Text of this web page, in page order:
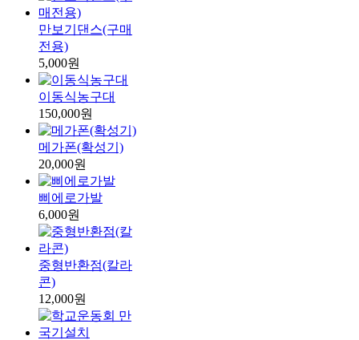
만보기댄스(구매
전용)
5,000원
이동식농구대
150,000원
메가폰(확성기)
20,000원
삐에로가발
6,000원
중형반환점(칼라
콘)
12,000원